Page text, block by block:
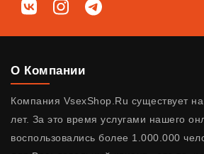
Мы в соц. сетях
ВКонтактеInstagramTelegram
О Компании
Компания VsexShop.Ru существует
лет. За это время услугами нашего
воспользовались более 1.000.000